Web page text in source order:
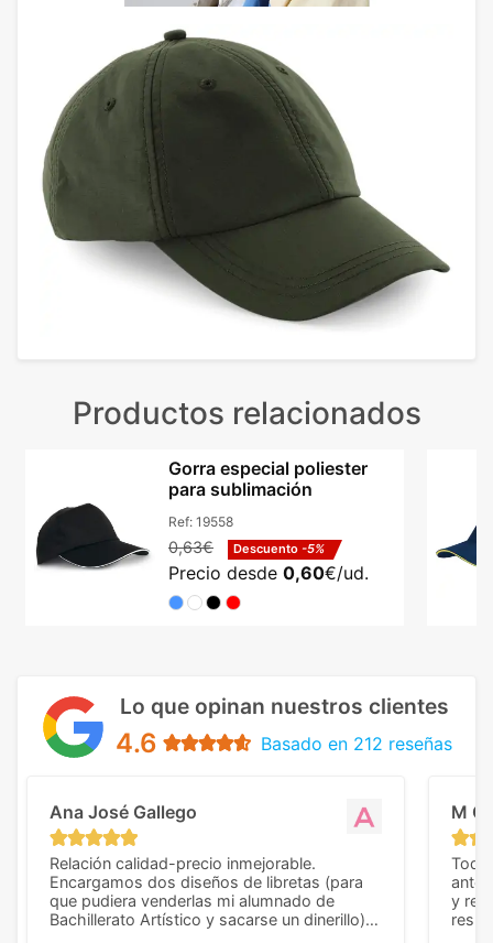
Productos relacionados
Gorra especial poliester
para sublimación
Ref: 19558
0,63€ Descuento -5%
Precio desde 0,60€/ud.
Lo que opinan nuestros clientes
4.6 Basado en 212 reseñas
Ana José Gallego
Relación calidad-precio inmejorable.
Encargamos dos diseños de libretas (para
que pudiera venderlas mi alumnado de
Bachillerato Artístico y sacarse un dinerillo) y
M C
Todo
y